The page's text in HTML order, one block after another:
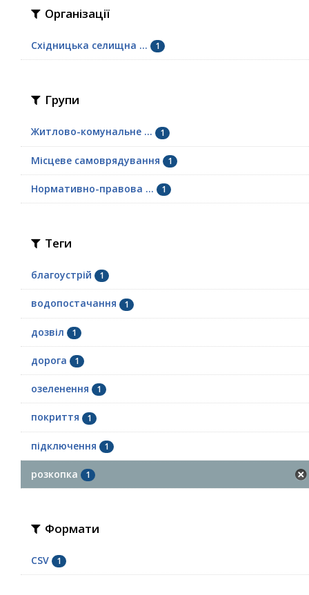
Організації
Східницька селищна ... 1
Групи
Житлово-комунальне ... 1
Місцеве самоврядування 1
Нормативно-правова ... 1
Теги
благоустрій 1
водопостачання 1
дозвіл 1
дорога 1
озеленення 1
покриття 1
підключення 1
розкопка 1
Формати
CSV 1